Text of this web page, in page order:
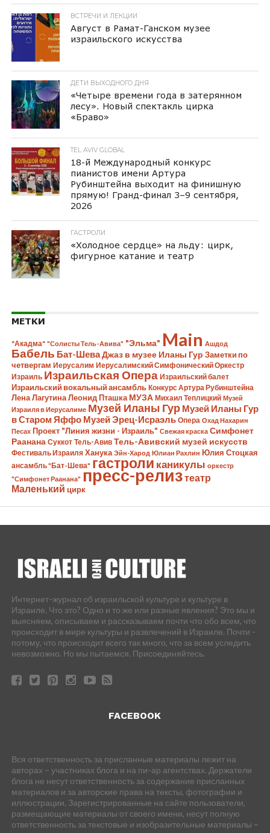
ВСТРЕЧИ И ЛЕКЦИИ
Август в Рамат-Ганском музее
израильского искусства
ДЕТИ ВЫХОДНОГО ДНЯ
«Четыре времени года в затерянном
лесу». Новый спектакль цирка
«Браво»
TEL AVIV GLOBAL
18-й Международный конкурс
пианистов имени Артура
Рубинштейна выходит на финишную
прямую! Гранд-финал 3–9 сентября,
2026
ГАСТРОЛИ
«Холодное сердце» на льду: цирк,
фигурное катание и театр
МЕТКИ
"Акадма" "Солисты Тель-Авива" "Эльма" Main Ашдод
Бабель Бат-ШеваДжаз в музее Иланы Гур Заметки по
четвергам Иерусалим Иерусалимский Симфонический Оркестр
Израиль Израильская Опера Израильский балет
Израильский вокальный ансамбль Конкурс Артура Рубинштейна
Лена Лагутина Леонид Пташка МУЗА Михаил Теплицкий Музей
Израиля в Иерусалиме Музей Иланы Гур Музей Иланы Гур
в Старом Яффо Музей Эрец-Исраэль Опера Охад Нахарин
Песах Проект "Линия жизни - Израиль" Свежая краска Симфонет
Раанана Суккот Тель-Авив Тель-Авивский музей искусств
Фестиваль Израиля Ханука Эйн-Харод Юлиан Рахлин Юлия Стоцкая
ансамбль "Бат-Шева" гастроли каникулы оркестр
"Симфонет Раанана" пресс-релизтеатр
Маленький цирк
Интернет-журнал об израильской культуре и культуре в
Израиле. Что это? Одно и то же или разные явления? Это мы и
выясняем, описываем и рассказываем почти что обо всем, что
происходит в мире культуры и развлечений в Израиле. Почти -
потому, что происходит всего так много, что за всем уследить
невозможно. Но мы пытаемся. Присоединяйтесь.
FACEBOOK
Вся ответственность за присланные материалы лежит на
авторах – участниках блога и на пи-ар агентствах. Держатели
блога не несут ответственность за содержание присланных
материалов и за авторские права на тексты, фотографии и
иллюстрации. Зарегистрированные на сайте пользователи,
размещающие материалы от своего имени, несут полную
ответственность за текстовые и изобразительные материалы –